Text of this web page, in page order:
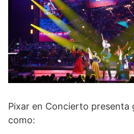
Pixar en Concierto presenta
como: